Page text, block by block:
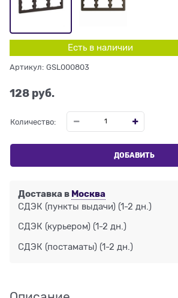
Есть в наличии
Артикул: GSL000803
128 руб.
Количество:
ДОБАВИТЬ
Доставка в Москва
СДЭК (пункты выдачи) (1-2 дн.)
СДЭК (курьером) (1-2 дн.)
СДЭК (постаматы) (1-2 дн.)